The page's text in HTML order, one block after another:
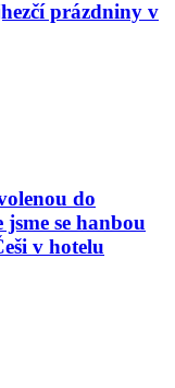
prázdniny v
do
se hanbou
v hotelu